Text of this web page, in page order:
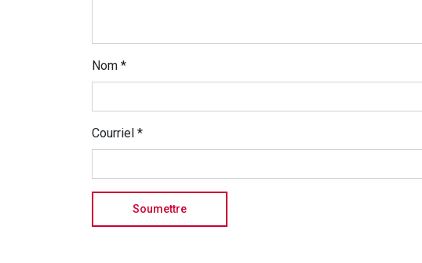
Nom *
Courriel *